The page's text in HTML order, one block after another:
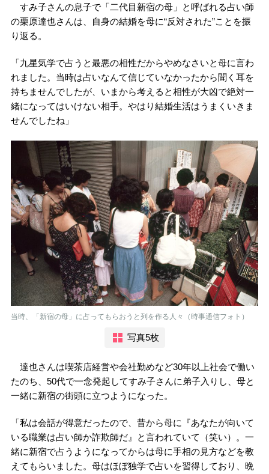
すみ子さんの息子で「二代目新宿の母」と呼ばれる占い師
の栗原達也さんは、自身の結婚を母に“反対された”ことを振
り返る。
「九星気学で占うと最悪の相性だからやめなさいと母に言わ
れました。当時は占いなんて信じていなかったから聞く耳を
持ちませんでしたが、いまから考えると相性が大凶で絶対一
緒になってはいけない相手。やはり結婚生活はうまくいきま
せんでしたね」
当時、「新宿の母」に占ってもらおうと列を作る人々（時事通信フォト）
写真5枚
達也さんは喫茶店経営や会社勤めなど30年以上社会で働い
たのち、50代で一念発起してすみ子さんに弟子入りし、母と
一緒に新宿の街頭に立つようになった。
「私は会話が得意だったので、昔から母に『あなたが向いて
いる職業は占い師か詐欺師だ』と言われていて（笑い）。一
緒に新宿で占うようになってからは母に手相の見方などを教
えてもらいました。母はほぼ独学で占いを習得しており、晩